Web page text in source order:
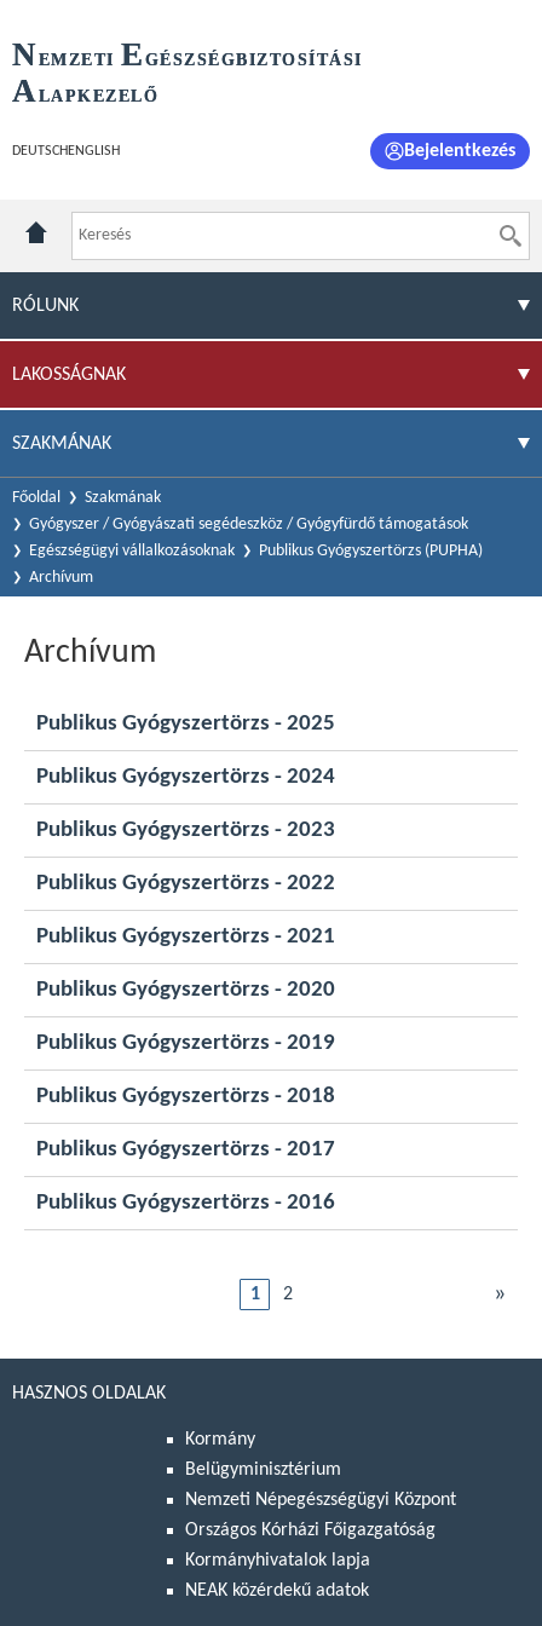
NEMZETI E GÉSZSÉGBIZTOSÍTÁSI
ALAPKEZELŐ
DEUTSCH ENGLISH Bejelentkezés
RÓLUNK
LAKOSSÁGNAK
SZAKMÁNAK
Főoldal
Szakmának
Gyógyszer / Gyógyászati segédeszköz / Gyógyfürdő támogatások
Egészségügyi vállalkozásoknak
Publikus Gyógyszertörzs (PUPHA)
Archívum
Archívum
Publikus Gyógyszertörzs - 2025
Publikus Gyógyszertörzs - 2024
Publikus Gyógyszertörzs - 2023
Publikus Gyógyszertörzs - 2022
Publikus Gyógyszertörzs - 2021
Publikus Gyógyszertörzs - 2020
Publikus Gyógyszertörzs - 2019
Publikus Gyógyszertörzs - 2018
Publikus Gyógyszertörzs - 2017
Publikus Gyógyszertörzs - 2016
1 2 »
HASZNOS OLDALAK
Kormány
Belügyminisztérium
Nemzeti Népegészségügyi Központ
Országos Kórházi Főigazgatóság
Kormányhivatalok lapja
NEAK közérdekű adatok